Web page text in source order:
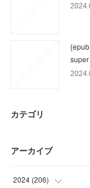
カテゴリ
アーカイブ
2024 (206)